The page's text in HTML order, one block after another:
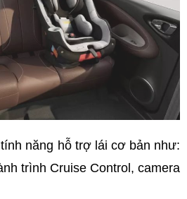
năng hỗ trợ lái cơ bản như:
trình Cruise Control, camera